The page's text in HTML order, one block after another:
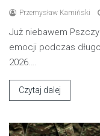
Przemysław Kamiński
Już niebawem
emocji podczas
2026.…
Czytaj dalej